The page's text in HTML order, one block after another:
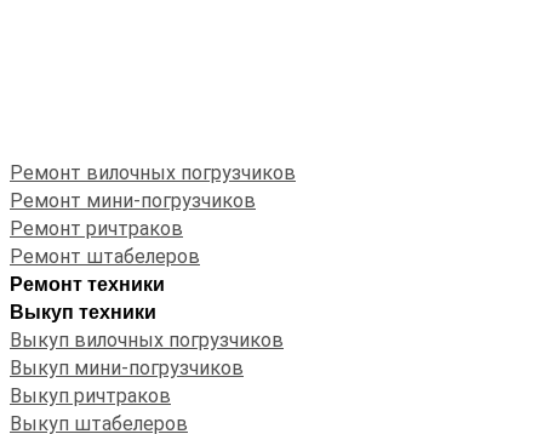
Ремонт вилочных погрузчиков
Ремонт мини-погрузчиков
Ремонт ричтраков
Ремонт штабелеров
Ремонт техники
Выкуп техники
Выкуп вилочных погрузчиков
Выкуп мини-погрузчиков
Выкуп ричтраков
Выкуп штабелеров